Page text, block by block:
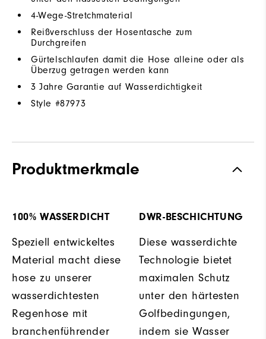
4-Wege-Stretchmaterial
Reißverschluss der Hosentasche zum
Durchgreifen
Gürtelschlaufen damit die Hose alleine oder als
Überzug getragen werden kann
3 Jahre Garantie auf Wasserdichtigkeit
Style #87973
Produktmerkmale
100% WASSERDICHT
Speziell entwickeltes
Material macht diese
hose zu unserer
wasserdichtesten
Regenhose mit
branchenführender
DWR-BESCHICHTUNG
Diese wasserdichte
Technologie bietet
maximalen Schutz
unter den härtesten
Golfbedingungen,
indem sie Wasser